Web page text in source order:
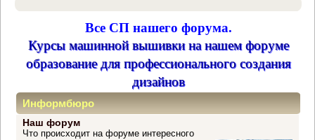
Все СП нашего форума.
Курсы машинной вышивки на нашем форуме
образование для профессионального создания
дизайнов
Информбюро
Наш форум
Что происходит на форуме интересного